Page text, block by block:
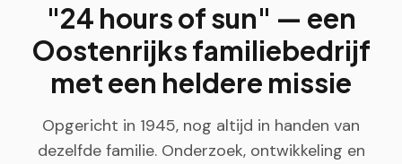
"24 hours of sun" — een
Oostenrijks familiebedrijf
met een heldere missie
Opgericht in 1945, nog altijd in handen van
dezelfde familie. Onderzoek, ontwikkeling en